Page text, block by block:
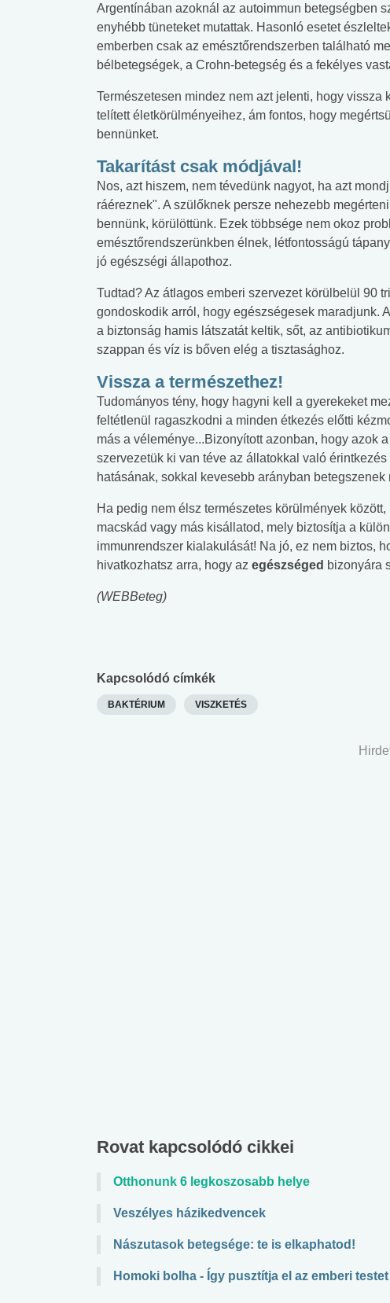
Argentínában azoknál az autoimmun betegségben
enyhébb tüneteket mutattak. Hasonló esetet
emberben csak az emésztőrendszerben található
bélbetegségek, a Crohn-betegség és a fekélyes
Természetesen mindez nem azt jelenti, hogy vissza
telített életkörülményeihez, ám fontos, hogy
bennünket.
Takarítást csak módjával!
Nos, azt hiszem, nem tévedünk nagyot, ha azt
ráéreznek". A szülőknek persze nehezebb
bennünk, körülöttünk. Ezek többsége nem okoz
emésztőrendszerünkben élnek, létfontosságú
jó egészségi állapothoz.
Tudtad? Az átlagos emberi szervezet körülbelül 90
gondoskodik arról, hogy egészségesek maradjunk.
a biztonság hamis látszatát keltik, sőt, az
szappan és víz is bőven elég a tisztasághoz.
Vissza a természethez!
Tudományos tény, hogy hagyni kell a gyerekeket
feltétlenül ragaszkodni a minden étkezés előtti
más a véleménye...Bizonyított azonban, hogy azok
szervezetük ki van téve az állatokkal való
hatásának, sokkal kevesebb arányban betegszenek
Ha pedig nem élsz természetes körülmények
macskád vagy más kisállatod, mely biztosítja a
immunrendszer kialakulását! Na jó, ez nem biztos,
hivatkozhatsz arra, hogy az egészséged bizonyára
(WEBBeteg)
Kapcsolódó címkék
BAKTÉRIUM VISZKETÉS
Rovat kapcsolódó cikkei
Otthonunk 6 legkoszosabb helye
Veszélyes házikedvencek
Nászutasok betegsége: te is elkaphatod!
Homoki bolha - Így pusztítja el az emberi testet
#Zöldövezet